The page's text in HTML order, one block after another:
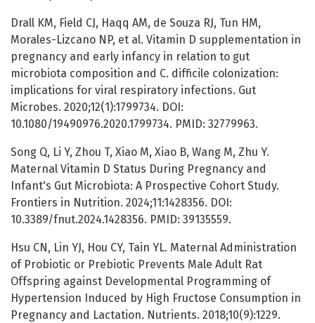
Drall KM, Field CJ, Haqq AM, de Souza RJ, Tun HM,
Morales-Lizcano NP, et al. Vitamin D supplementation in
pregnancy and early infancy in relation to gut
microbiota composition and C. difficile colonization:
implications for viral respiratory infections. Gut
Microbes. 2020;12(1):1799734. DOI:
10.1080/19490976.2020.1799734. PMID: 32779963.
Song Q, Li Y, Zhou T, Xiao M, Xiao B, Wang M, Zhu Y.
Maternal Vitamin D Status During Pregnancy and
Infant's Gut Microbiota: A Prospective Cohort Study.
Frontiers in Nutrition. 2024;11:1428356. DOI:
10.3389/fnut.2024.1428356. PMID: 39135559.
Hsu CN, Lin YJ, Hou CY, Tain YL. Maternal Administration
of Probiotic or Prebiotic Prevents Male Adult Rat
Offspring against Developmental Programming of
Hypertension Induced by High Fructose Consumption in
Pregnancy and Lactation. Nutrients. 2018;10(9):1229.